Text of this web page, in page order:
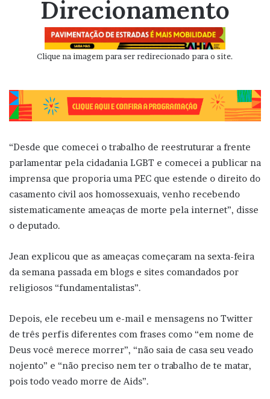
Direcionamento
Clique na imagem para ser redirecionado para o site.
“Desde que comecei o trabalho de reestruturar a frente
parlamentar pela cidadania LGBT e comecei a publicar na
imprensa que proporia uma PEC que estende o direito do
casamento civil aos homossexuais, venho recebendo
sistematicamente ameaças de morte pela internet”, disse
o deputado.
Jean explicou que as ameaças começaram na sexta-feira
da semana passada em blogs e sites comandados por
religiosos “fundamentalistas”.
Depois, ele recebeu um e-mail e mensagens no Twitter
de três perfis diferentes com frases como “em nome de
Deus você merece morrer”, “não saia de casa seu veado
nojento” e “não preciso nem ter o trabalho de te matar,
pois todo veado morre de Aids”.